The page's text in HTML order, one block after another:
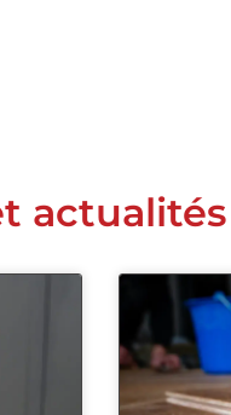
actualités